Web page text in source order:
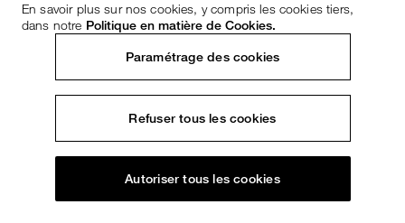
En savoir plus sur nos cookies, y compris les cookies tiers,
dans notre Politique en matière de Cookies.
Paramétrage des cookies
Refuser tous les cookies
Autoriser tous les cookies